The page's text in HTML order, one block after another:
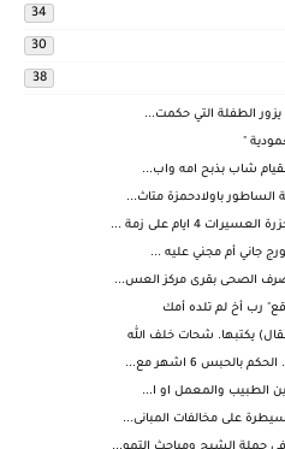
34
30
38
يزور الطفلة التي حكمت...
"
لقيام شاب بذبح امه واب...
الساطور باولادحمزة متاث...
4 ايام على زمة ...
جاني أم مجني عليه ...
الصحى بقرى مركز العس...
رب أخ لم تلده أمك
يكتبها. شحات خلف الله
6 اشهر مع...
الطبيب والمعمل او ا...
على مخالفات المبانى...